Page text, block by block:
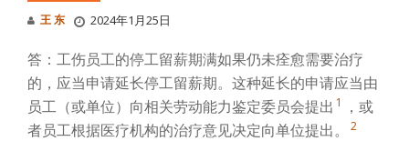
王 东 2024年1月25日
答：工伤员工的停工留薪期满如果仍未痊愈需要治疗
的，应当申请延长停工留薪期。这种延长的申请应当由
员工（或单位）向相关劳动能力鉴定委员会提出 1
，或
者员工根据医疗机构的治疗意见决定向单位提出。
2